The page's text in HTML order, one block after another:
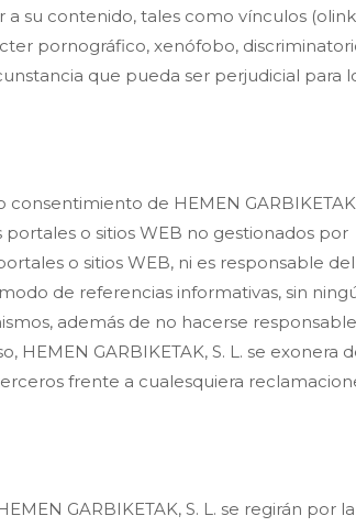
su contenido, tales como vínculos
pornográfico, xenófobo,
que pueda ser perjudicial para
de HEMEN
o sitios WEB no gestionados por
o sitios WEB, ni es responsable del
de referencias informativas, sin
además de no hacerse responsable
GARBIKETAK, S. L. se exonera
frente a cualesquiera
GARBIKETAK, S. L. se regirán por la